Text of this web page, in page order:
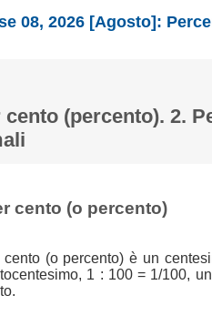
08, 2026 [Agosto]:
cento (percento). 2.
cento (o percento)
cento (o percento) è un
1 : 100 = 1/100,